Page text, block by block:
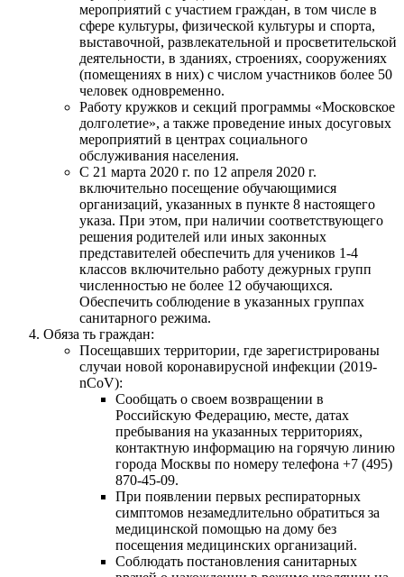
мероприятий с участием граждан, в том числе в
сфере культуры, физической культуры и спорта,
выставочной, развлекательной и просветительской
деятельности, в зданиях, строениях, сооружениях
(помещениях в них) с числом участников более 50
человек одновременно.
Работу кружков и секций программы «Московское
долголетие», а также проведение иных досуговых
мероприятий в центрах социального
обслуживания населения.
С 21 марта 2020 г. по 12 апреля 2020 г.
включительно посещение обучающимися
организаций, указанных в пункте 8 настоящего
указа. При этом, при наличии соответствующего
решения родителей или иных законных
представителей обеспечить для учеников 1-4
классов включительно работу дежурных групп
численностью не более 12 обучающихся.
Обеспечить соблюдение в указанных группах
санитарного режима.
Обяза ть граждан:
Посещавших территории, где зарегистрированы
случаи новой коронавирусной инфекции (2019-
nCoV):
Сообщать о своем возвращении в
Российскую Федерацию, месте, датах
пребывания на указанных территориях,
контактную информацию на горячую линию
города Москвы по номеру телефона +7 (495)
870-45-09.
При появлении первых респираторных
симптомов незамедлительно обратиться за
медицинской помощью на дому без
посещения медицинских организаций.
Соблюдать постановления санитарных